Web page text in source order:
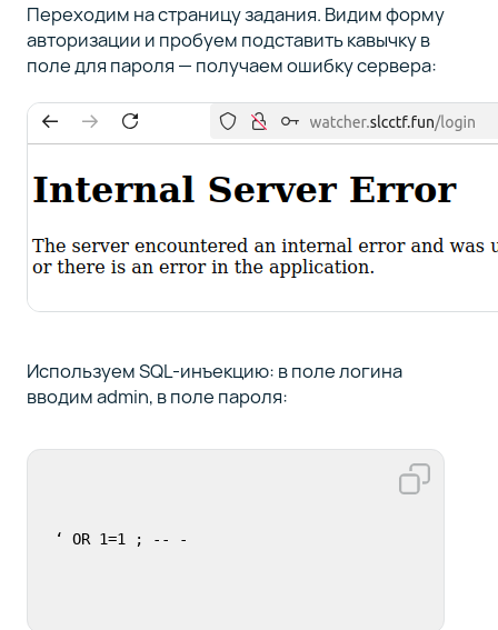
Переходим на страницу задания. Видим форму
авторизации и пробуем подставить кавычку в
поле для пароля — получаем ошибку сервера:
Используем SQL-инъекцию: в поле логина
вводим admin, в поле пароля:
‘ OR 1=1 ; -- -